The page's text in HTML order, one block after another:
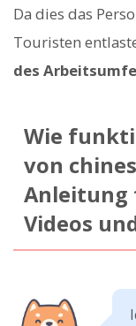
Da dies das
Touristen
des
Wie
von
Anleitung
Videos